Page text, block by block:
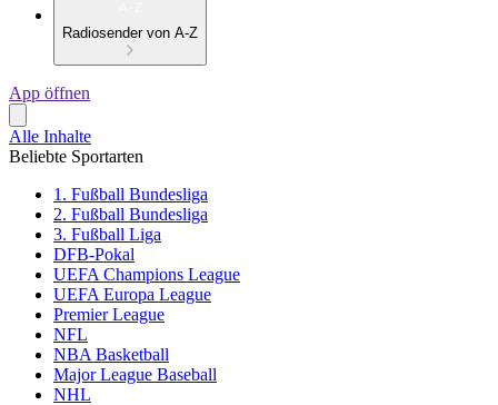
Radiosender von A-Z
App öffnen
Alle Inhalte
Beliebte Sportarten
1. Fußball Bundesliga
2. Fußball Bundesliga
3. Fußball Liga
DFB-Pokal
UEFA Champions League
UEFA Europa League
Premier League
NFL
NBA Basketball
Major League Baseball
NHL